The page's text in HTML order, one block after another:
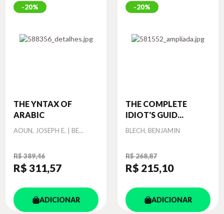
20%
THE YNTAX OF
ARABIC
Autor
AOUN, JOSEPH E. | BE...
R$ 389,46
R$ 311,57
ADICIONAR
20%
THE COMPLETE
IDIOT'S GUID...
Autor
BLECH, BENJAMIN
R$ 268,87
R$ 215,10
ADICIONAR